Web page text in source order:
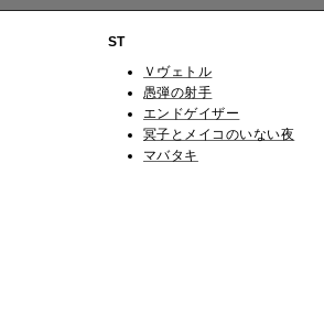
ST
Ｖヴェトル
愚弾の射手
エンドゲイザー
冥子とメイコのいない夜
マバタキ